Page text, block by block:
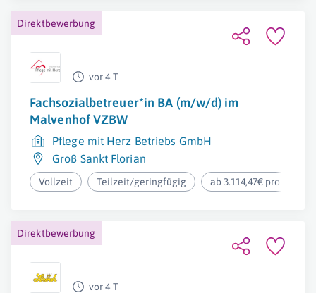
Direktbewerbung
vor 4 T
Fachsozialbetreuer*in BA (m/w/d) im
Malvenhof VZBW
Pflege mit Herz Betriebs GmbH
Groß Sankt Florian
Vollzeit Teilzeit/geringfügig ab 3.114,47€ pro Monat
Direktbewerbung
vor 4 T